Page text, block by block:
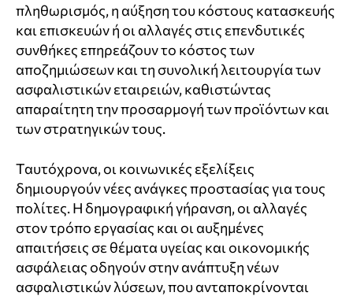
πληθωρισμός, η αύξηση του κόστους κατασκευής
και επισκευών ή οι αλλαγές στις επενδυτικές
συνθήκες επηρεάζουν το κόστος των
αποζημιώσεων και τη συνολική λειτουργία των
ασφαλιστικών εταιρειών, καθιστώντας
απαραίτητη την προσαρμογή των προϊόντων και
των στρατηγικών τους.
Ταυτόχρονα, οι κοινωνικές εξελίξεις
δημιουργούν νέες ανάγκες προστασίας για τους
πολίτες. Η δημογραφική γήρανση, οι αλλαγές
στον τρόπο εργασίας και οι αυξημένες
απαιτήσεις σε θέματα υγείας και οικονομικής
ασφάλειας οδηγούν στην ανάπτυξη νέων
ασφαλιστικών λύσεων, που ανταποκρίνονται